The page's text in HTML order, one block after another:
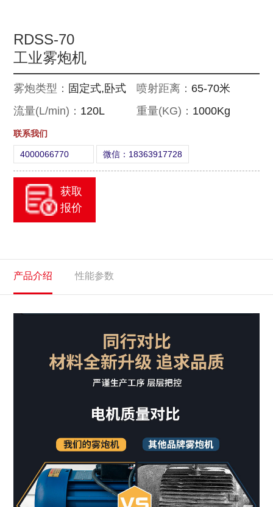
RDSS-70
工业雾炮机
雾炮类型： 固定式,卧式 喷射距离： 65-70米
流量(L/min)： 120L 重量(KG)： 1000Kg
联系我们
4000066770 微信：18363917728
获取
报价
产品介绍 性能参数